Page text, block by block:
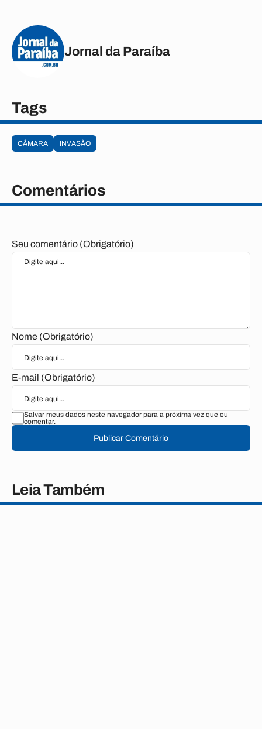
Jornal da Paraíba
Tags
CÂMARA INVASÃO
Comentários
Seu comentário (Obrigatório)
Nome (Obrigatório)
E-mail (Obrigatório)
Salvar meus dados neste navegador para a próxima vez que eu
comentar.
Publicar Comentário
Leia Também